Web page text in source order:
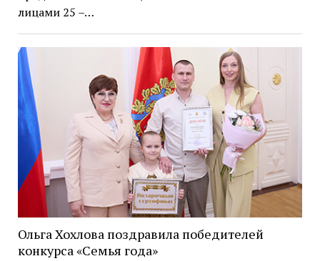
лицами 25 –…
Ольга Хохлова поздравила победителей
конкурса «Семья года»